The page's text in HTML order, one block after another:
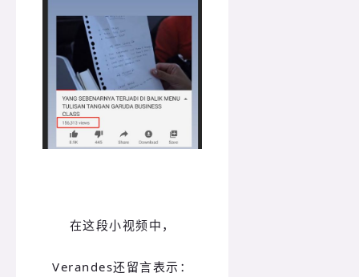
在这段小视频中，
Verandes还留言表示：